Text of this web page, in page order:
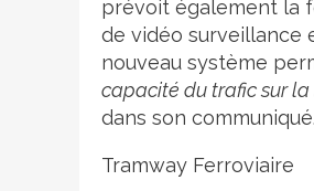
prévoit également la
de vidéo surveillance
nouveau système
capacité du trafic sur la
dans son
Tramway Ferroviaire